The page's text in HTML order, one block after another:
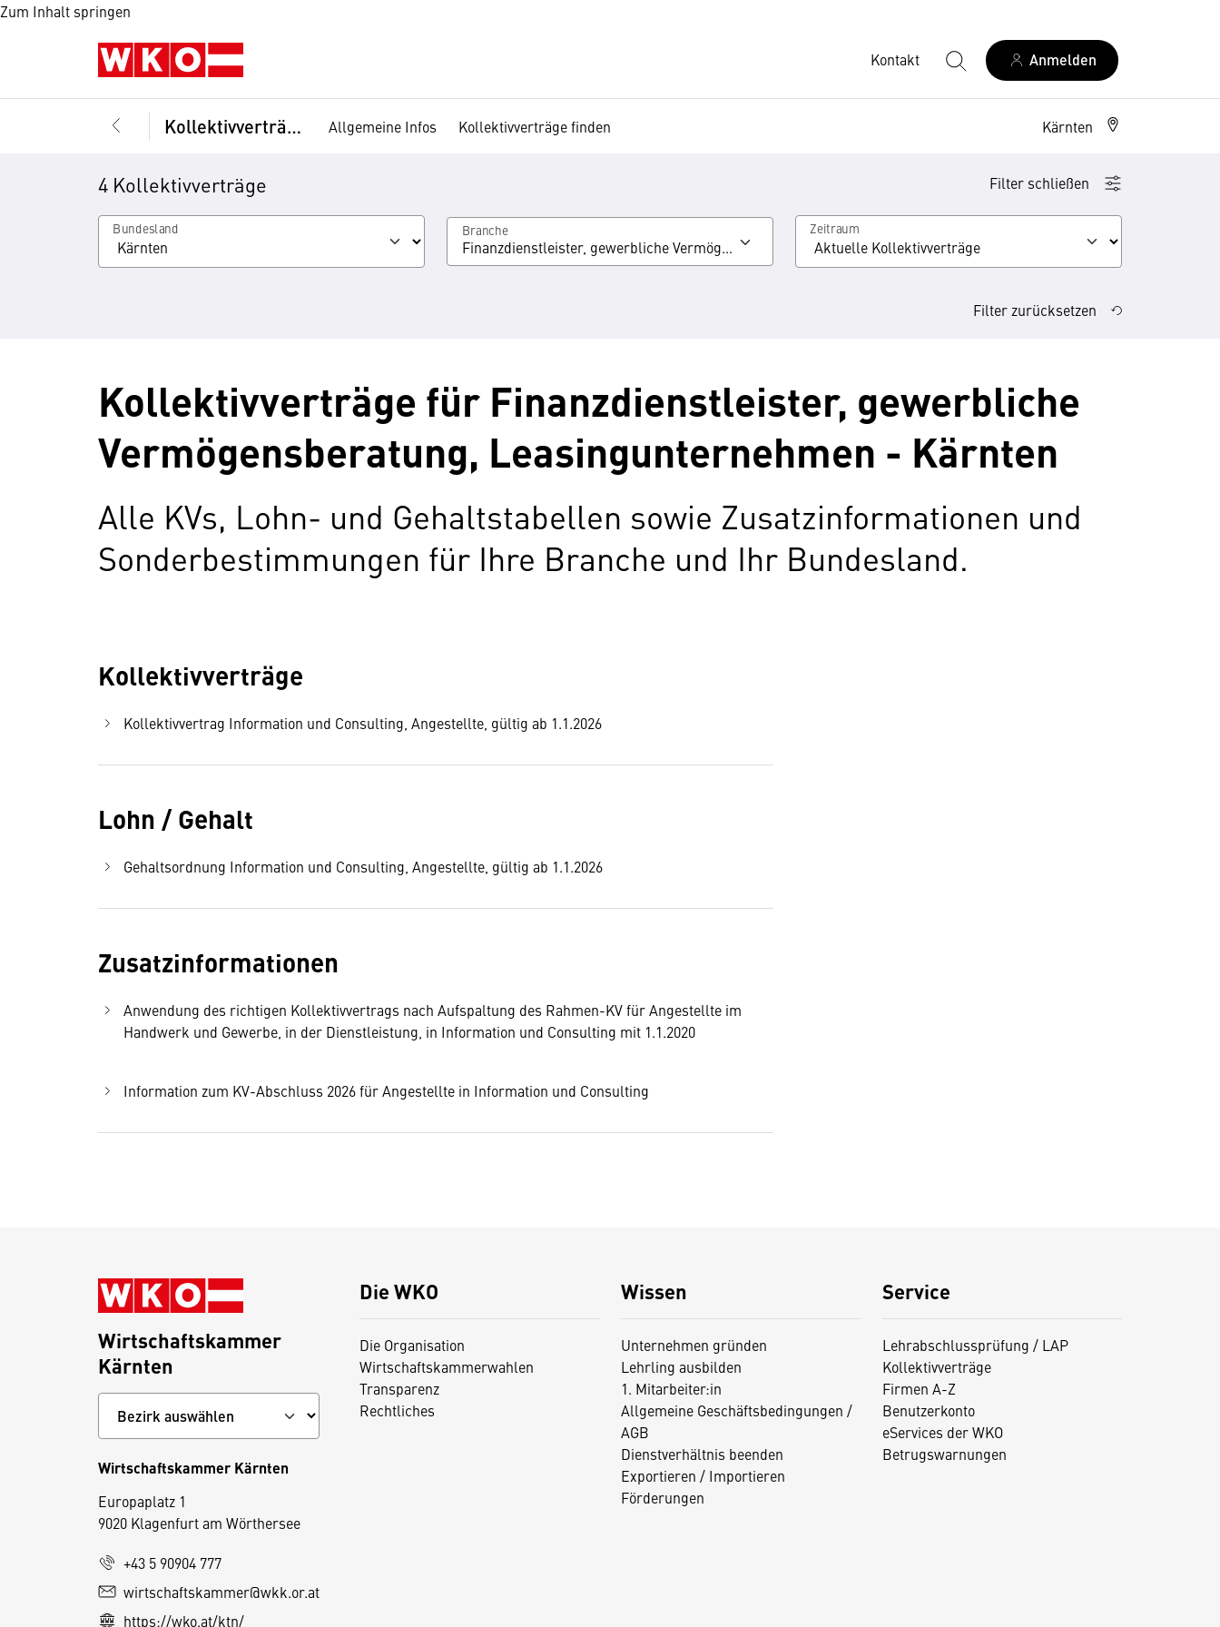
Zum Inhalt springen
Kontakt Anmelden
Kollektivverträge Allgemeine Infos Kollektivverträge finden Kärnten
4 Kollektivverträge Filter schließen
Bundesland Branche
Finanzdienstleister, gewerbliche Vermögensberatung, Leasingunternehmen
Zeitraum
Filter zurücksetzen
Kollektivverträge für Finanzdienstleister, gewerbliche
Vermögensberatung, Leasingunternehmen - Kärnten
Alle KVs, Lohn- und Gehaltstabellen sowie Zusatzinformationen und
Sonderbestimmungen für Ihre Branche und Ihr Bundesland.
Kollektivverträge
Kollektivvertrag Information und Consulting, Angestellte, gültig ab 1.1.2026
Lohn / Gehalt
Gehaltsordnung Information und Consulting, Angestellte, gültig ab 1.1.2026
Zusatzinformationen
Anwendung des richtigen Kollektivvertrags nach Aufspaltung des Rahmen-KV für Angestellte im
Handwerk und Gewerbe, in der Dienstleistung, in Information und Consulting mit 1.1.2020
Information zum KV-Abschluss 2026 für Angestellte in Information und Consulting
Die WKO
Die Organisation
Wirtschaftskammerwahlen
Transparenz
Rechtliches
Wissen
Unternehmen gründen
Lehrling ausbilden
1. Mitarbeiter:in
Allgemeine Geschäftsbedingungen /
AGB
Dienstverhältnis beenden
Exportieren / Importieren
Förderungen
Service
Lehrabschlussprüfung / LAP
Kollektivverträge
Firmen A-Z
Benutzerkonto
eServices der WKO
Betrugswarnungen
Wirtschaftskammer
Kärnten
Wirtschaftskammer Kärnten
Europaplatz 1
9020 Klagenfurt am Wörthersee
+43 5 90904 777
wirtschaftskammer@wkk.or.at
https://wko.at/ktn/